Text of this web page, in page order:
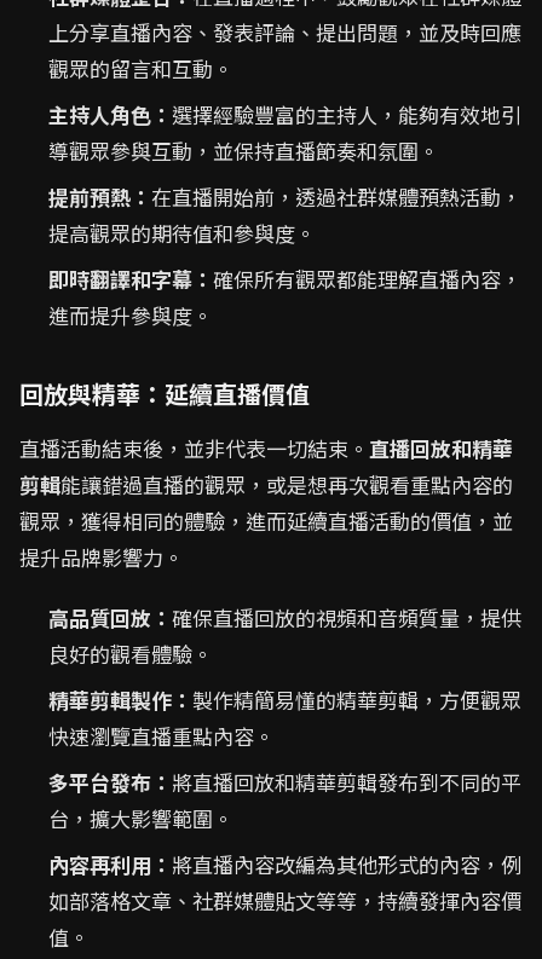
上分享直播內容、發表評論、提出問題，並及時回應
觀眾的留言和互動。
主持人角色： 選擇經驗豐富的主持人，能夠有效地引
導觀眾參與互動，並保持直播節奏和氛圍。
提前預熱： 在直播開始前，透過社群媒體預熱活動，
提高觀眾的期待值和參與度。
即時翻譯和字幕： 確保所有觀眾都能理解直播內容，
進而提升參與度。
回放與精華：延續直播價值
直播活動結束後，並非代表一切結束。 直播回放和精華
剪輯能讓錯過直播的觀眾，或是想再次觀看重點內容的
觀眾，獲得相同的體驗，進而延續直播活動的價值，並
提升品牌影響力。
高品質回放： 確保直播回放的視頻和音頻質量，提供
良好的觀看體驗。
精華剪輯製作： 製作精簡易懂的精華剪輯，方便觀眾
快速瀏覽直播重點內容。
多平台發布： 將直播回放和精華剪輯發布到不同的平
台，擴大影響範圍。
內容再利用： 將直播內容改編為其他形式的內容，例
如部落格文章、社群媒體貼文等等，持續發揮內容價
值。